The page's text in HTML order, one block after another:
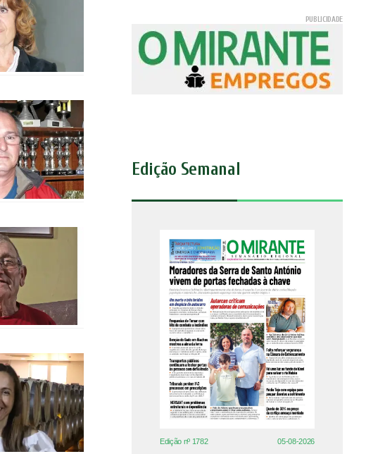
Edição Semanal
Edição nº 1782 05-08-2026